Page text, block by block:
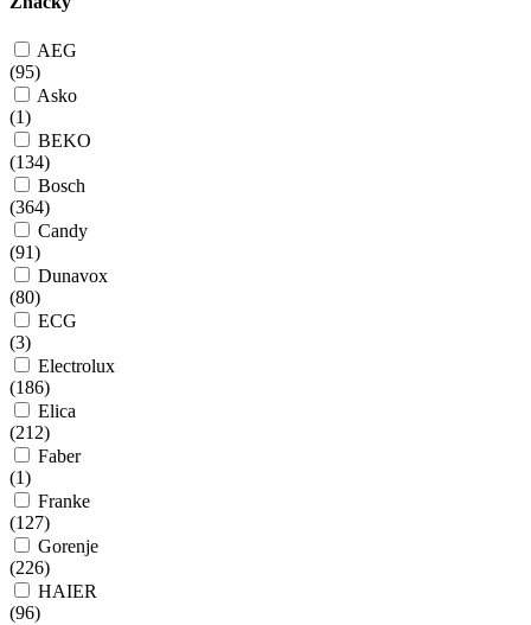
AEG
(95)
Asko
(1)
BEKO
(134)
Bosch
(364)
Candy
(91)
Dunavox
(80)
ECG
(3)
Electrolux
(186)
Elica
(212)
Faber
(1)
Franke
(127)
Gorenje
(226)
HAIER
(96)